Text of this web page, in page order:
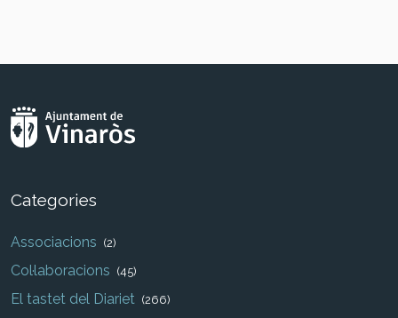
Categories
Associacions (2)
Col·laboracions (45)
El tastet del Diariet (266)